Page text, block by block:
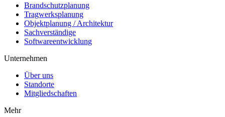
Brandschutzplanung
Tragwerksplanung
Objektplanung / Architektur
Sachverständige
Softwareentwicklung
Unternehmen
Über uns
Standorte
Mitgliedschaften
Mehr